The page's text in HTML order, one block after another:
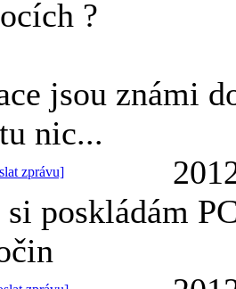
?
jsou známi
nic...
zprávu]
poskládám